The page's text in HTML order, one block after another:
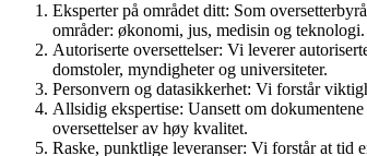
Eksperter på området ditt: Som
områder: økonomi, jus, medisin og
Autoriserte oversettelser: Vi leverer
domstoler, myndigheter og universiteter.
Personvern og datasikkerhet: Vi forstår
Allsidig ekspertise: Uansett om
oversettelser av høy kvalitet.
Raske, punktlige leveranser: Vi forstår at tid